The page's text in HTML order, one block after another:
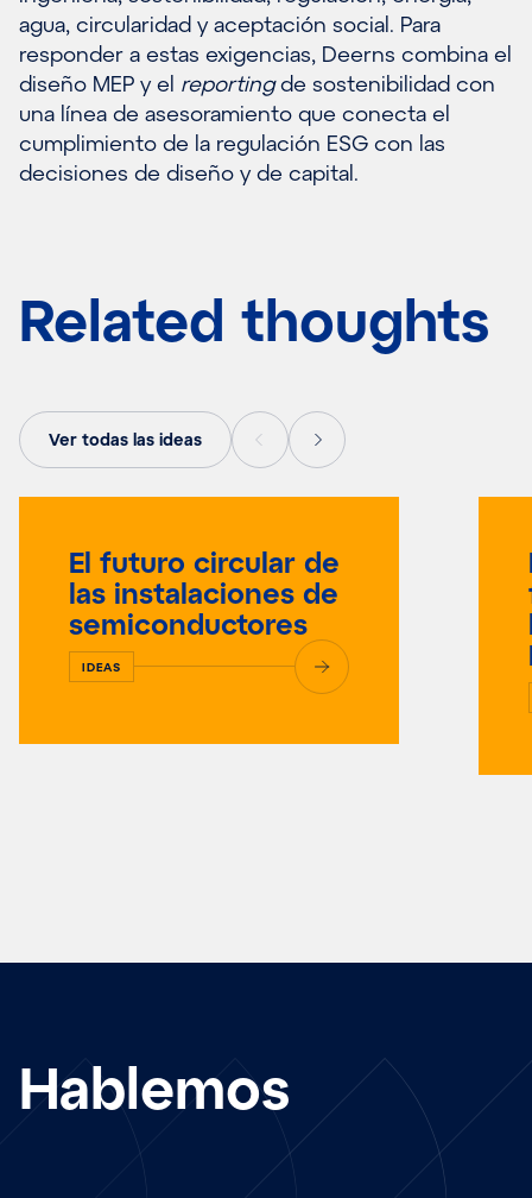
agua, circularidad y aceptación social. Para
responder a estas exigencias, Deerns combina el
diseño MEP y el reportingde sostenibilidad con
una línea de asesoramiento que conecta el
cumplimiento de la regulación ESG con las
decisiones de diseño y de capital.
Related thoughts
Ver todas las ideas
El futuro circular de
las instalaciones de
semiconductores
IDEAS
Hablemos